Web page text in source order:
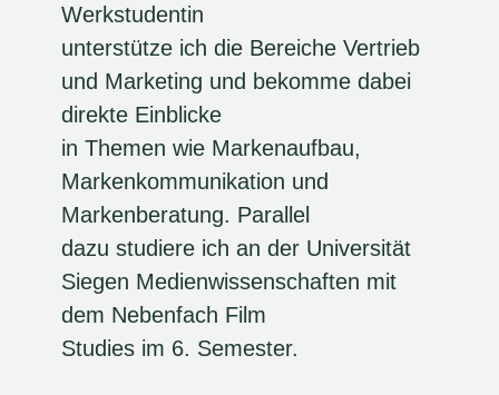
Werkstudentin
unterstütze ich die Bereiche Vertrieb
und Marketing und bekomme dabei
direkte Einblicke
in Themen wie Markenaufbau,
Markenkommunikation und
Markenberatung. Parallel
dazu studiere ich an der Universität
Siegen Medienwissenschaften mit
dem Nebenfach Film
Studies im 6. Semester.